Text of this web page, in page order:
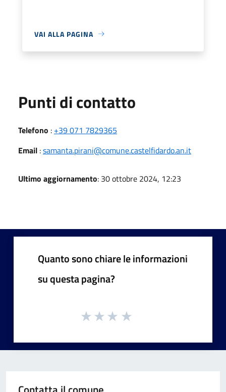
VAI ALLA PAGINA
Punti di contatto
Telefono : +39 071 7829365
Email :samanta.pirani@comune.castelfidardo.an.it
Ultimo aggiornamento: 30 ottobre 2024, 12:23
Quanto sono chiare le informazioni
su questa pagina?